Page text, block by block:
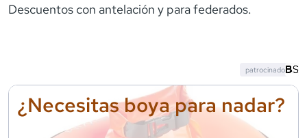
Descuentos con antelación y para federados.
¿Necesitas boya para nadar?
patrocinado